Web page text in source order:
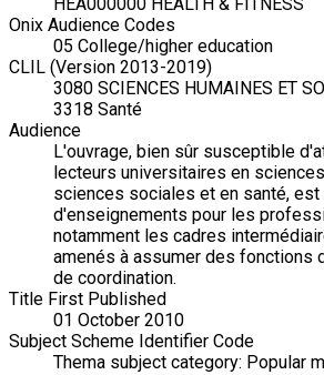
Onix Audience Codes
05 College/higher education
CLIL (Version 2013-2019)
3080 SCIENCES HUMAINES ET
3318 Santé
Audience
L'ouvrage, bien sûr susceptible
lecteurs universitaires en
sciences sociales et en santé,
d'enseignements pour les
notamment les cadres
amenés à assumer des fonctions
de coordination.
Title First Published
01 October 2010
Subject Scheme Identifier Code
Thema subject category: Popular